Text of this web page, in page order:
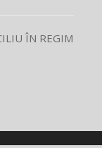
ÎN REGIM